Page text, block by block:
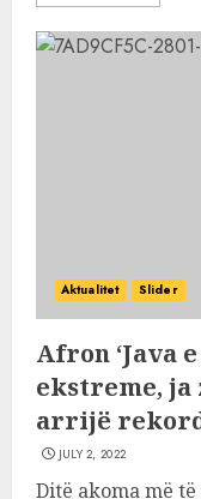
Aktualitet Slider
Afron ‘Java
ekstreme,
arrijë
JULY 2, 2022
Ditë akoma më